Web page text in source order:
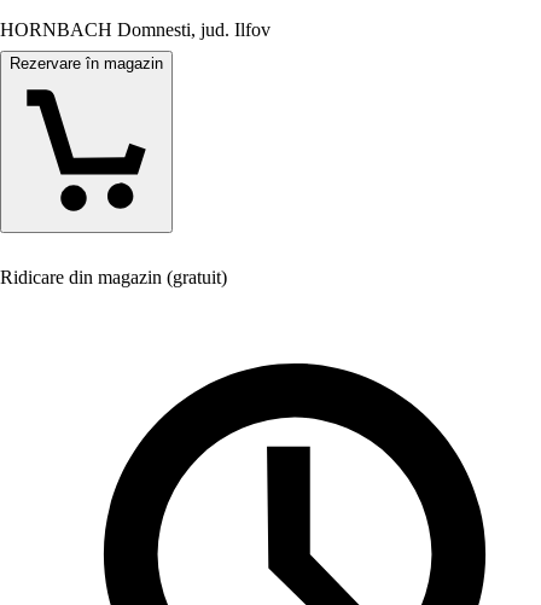
HORNBACH Domnesti, jud. Ilfov
Rezervare în magazin
Ridicare din magazin (gratuit)